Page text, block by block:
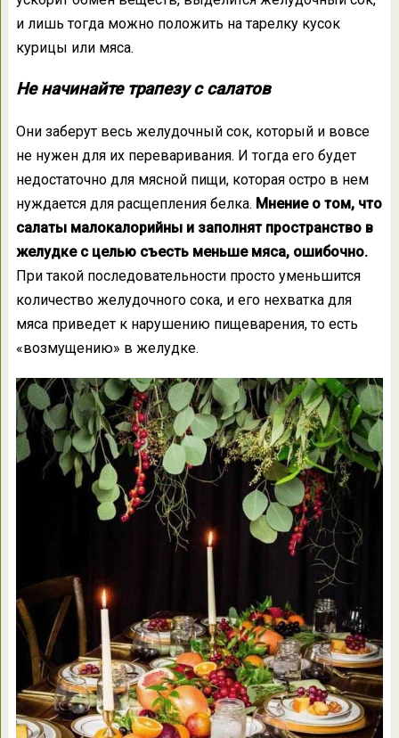
и лишь тогда можно положить на тарелку кусок
курицы или мяса.
Не начинайте трапезу с салатов
Они заберут весь желудочный сок, который и вовсе
не нужен для их переваривания. И тогда его будет
недостаточно для мясной пищи, которая остро в нем
нуждается для расщепления белка. Мнение о том, что
салаты малокалорийны и заполнят пространство в
желудке с целью съесть меньше мяса, ошибочно.
При такой последовательности просто уменьшится
количество желудочного сока, и его нехватка для
мяса приведет к нарушению пищеварения, то есть
«возмущению» в желудке.